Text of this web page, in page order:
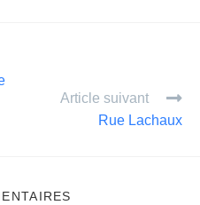
erArticle suivant
Rue Lachaux